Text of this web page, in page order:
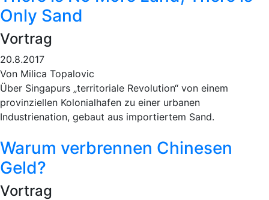
Only Sand
Vortrag
20.8.2017
Von Milica Topalovic
Über Singapurs „territoriale Revolution“ von einem
provinziellen Kolonialhafen zu einer urbanen
Industrienation, gebaut aus importiertem Sand.
Warum verbrennen Chinesen
Geld?
Vortrag